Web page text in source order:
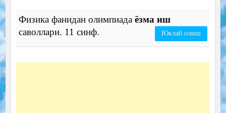
Физика фанидан олимпиада ёзма иш
саволлари. 11 синф.
Юклаб олиш